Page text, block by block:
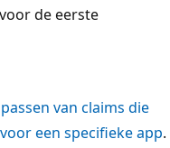
de eerste
van claims die
een specifieke app.